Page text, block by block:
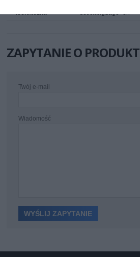
ZAPYTANIE O PRODUKT
Twój e-mail
Wiadomość